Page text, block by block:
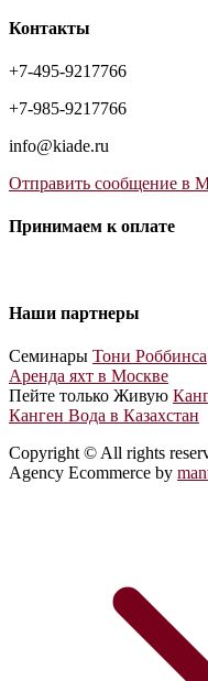
Контакты
+7-495-9217766
+7-985-9217766
info@kiade.ru
Отправить сообщение в
Принимаем к оплате
Наши партнеры
Cеминары Тони Роббинса
Аренда яхт в Москве
Пейте только Живую
Канген Вода в Казахстан
Copyright © All rights
Agency Ecommerce by